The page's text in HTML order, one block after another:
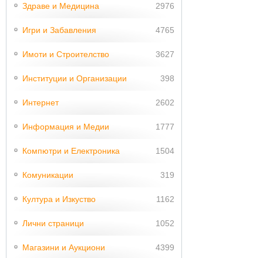
Здраве и Медицина 2976
Игри и Забавления 4765
Имоти и Строителство 3627
Институции и Организации 398
Интернет 2602
Информация и Медии 1777
Компютри и Електроника 1504
Комуникации 319
Култура и Изкуство 1162
Лични страници 1052
Магазини и Аукциони 4399